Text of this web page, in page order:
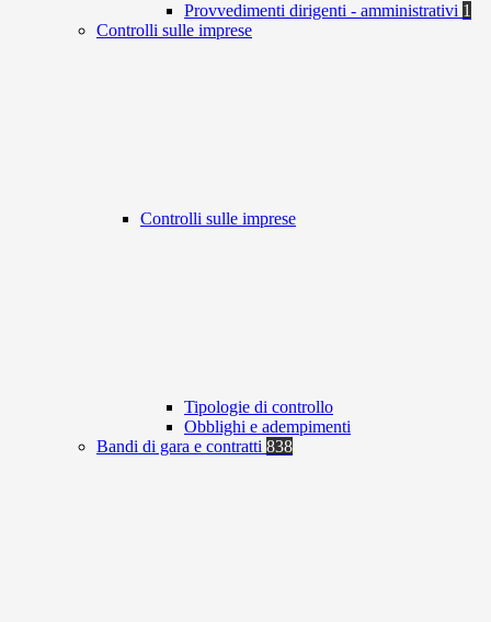
Provvedimenti dirigenti - amministrativi 1
Controlli sulle imprese
Controlli sulle imprese
Tipologie di controllo
Obblighi e adempimenti
Bandi di gara e contratti 838